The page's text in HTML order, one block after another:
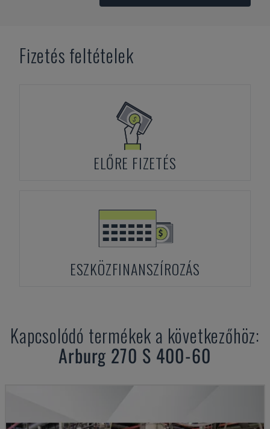
Fizetés feltételek
ELŐRE FIZETÉS
ESZKÖZFINANSZÍROZÁS
Kapcsolódó termékek a következőhöz:
Arburg 270 S 400-60